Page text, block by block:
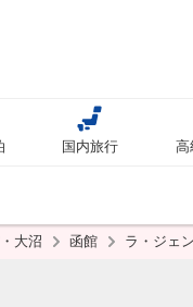
国内旅行 高
大沼 函館 ラ・ジェ